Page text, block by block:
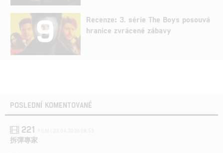
9
Recenze: 3. série The Boys posouvá
hranice zvrácené zábavy
POSLEDNÍ KOMENTOVANÉ
221
拆彈專家